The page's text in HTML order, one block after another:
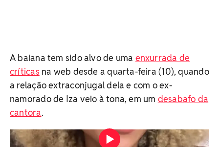
A baiana tem sido alvo de uma enxurrada de
críticas na web desde a quarta-feira (10), quando
a relação extraconjugal dela e com o ex-
namorado de Iza veio à tona, em um desabafo da
cantora.
Amante de Yuri Lima rebate ataques após desabafo de
Iza Vídeo: Reprodução/Redes Sociais